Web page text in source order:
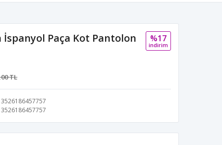
İspanyol Paça Kot Pantolon
TL
%17
i̇ndi̇ri̇m
3526186457757
3526186457757